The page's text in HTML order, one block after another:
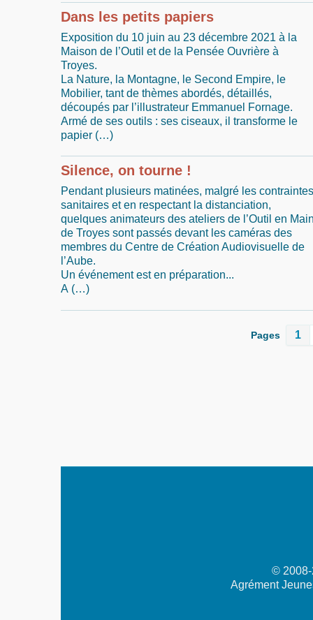
Dans les petits papiers
Exposition du 10 juin au 23 décembre 2021 à la
Maison de l’Outil et de la Pensée Ouvrière à
Troyes.
La Nature, la Montagne, le Second Empire, le
Mobilier, tant de thèmes abordés, détaillés,
découpés par l’illustrateur Emmanuel Fornage.
Armé de ses outils : ses ciseaux, il transforme le
papier (…)
Silence, on tourne !
Pendant plusieurs matinées, malgré les contraintes
sanitaires et en respectant la distanciation,
quelques animateurs des ateliers de l’Outil en
de Troyes sont passés devant les caméras des
membres du Centre de Création Audiovisuelle de
l’Aube.
Un événement est en préparation...
A (…)
Pages 1
© 2008-
Agrément